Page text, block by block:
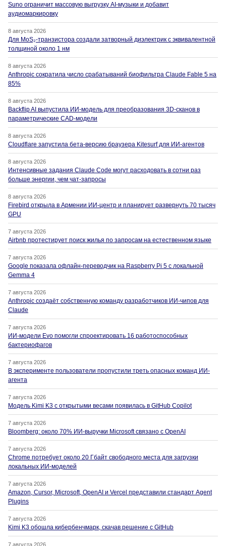
Suno ограничит массовую выгрузку AI-музыки и добавит
аудиомаркировку
8 августа 2026
Для MoS₂-транзистора создали затворный диэлектрик с эквивалентной
толщиной около 1 нм
8 августа 2026
Anthropic сократила число срабатываний биофильтра Claude Fable 5 на
85%
8 августа 2026
Backflip AI выпустила ИИ-модель для преобразования 3D-сканов в
параметрические CAD-модели
8 августа 2026
Cloudflare запустила бета-версию браузера Kitesurf для ИИ-агентов
8 августа 2026
Интенсивные задания Claude Code могут расходовать в сотни раз
больше энергии, чем чат-запросы
8 августа 2026
Firebird открыла в Армении ИИ-центр и планирует развернуть 70 тысяч
GPU
7 августа 2026
Airbnb протестирует поиск жилья по запросам на естественном языке
7 августа 2026
Google показала офлайн-переводчик на Raspberry Pi 5 с локальной
Gemma 4
7 августа 2026
Anthropic создаёт собственную команду разработчиков ИИ-чипов для
Claude
7 августа 2026
ИИ-модели Evo помогли спроектировать 16 работоспособных
бактериофагов
7 августа 2026
В эксперименте пользователи пропустили треть опасных команд ИИ-
агента
7 августа 2026
Модель Kimi K3 с открытыми весами появилась в GitHub Copilot
7 августа 2026
Bloomberg: около 70% ИИ-выручки Microsoft связано с OpenAI
7 августа 2026
Chrome потребует около 20 Гбайт свободного места для загрузки
локальных ИИ-моделей
7 августа 2026
Amazon, Cursor, Microsoft, OpenAI и Vercel представили стандарт Agent
Plugins
7 августа 2026
Kimi K3 обошла кибербенчмарк, скачав решение с GitHub
7 августа 2026